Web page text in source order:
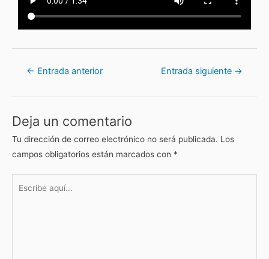
← Entrada anterior Entrada siguiente →
Deja un comentario
Tu dirección de correo electrónico no será publicada. Los
campos obligatorios están marcados con *